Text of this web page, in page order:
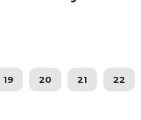
19 20 21 22